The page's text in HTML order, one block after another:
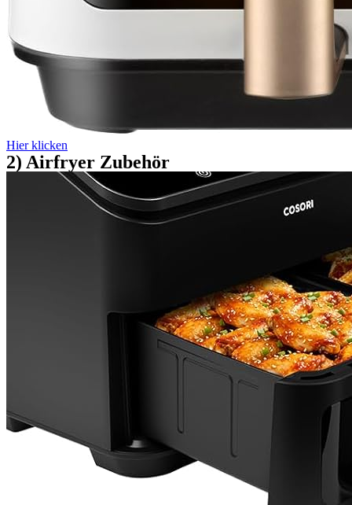
Hier klicken
2) Airfryer Zubehör